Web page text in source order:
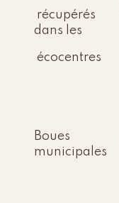
récupérés
dans les
écocentres
Boues
municipales